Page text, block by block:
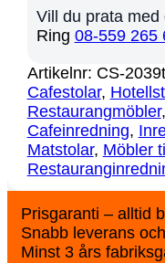
Vill du prata med
Ring 08-559 265
Artikelnr: CS-
Cafestolar,
Restaurangmöbler,
Cafeinredning,
Matstolar, Möbler
Prisgaranti – alltid
Snabb leverans
Minst 3 års